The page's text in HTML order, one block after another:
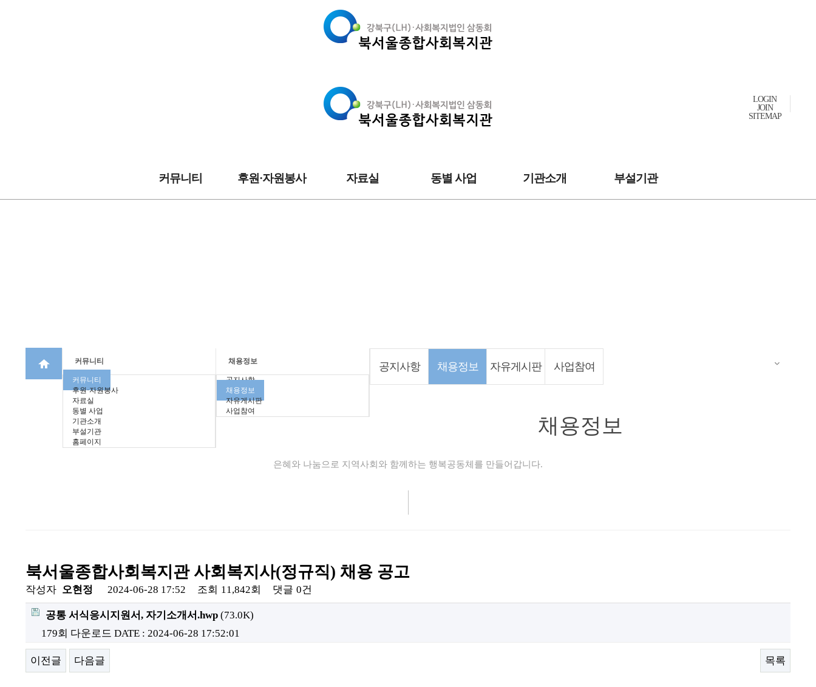
LOGIN
JOIN
SITEMAP
커뮤니티 후원·자원봉사 자료실 동별 사업 기관소개 부설기관
커뮤니티
커뮤니티
후원·자원봉사
자료실
동별 사업
기관소개
부설기관
홈페이지
채용정보
공지사항
채용정보
자유게시판
사업참여
공지사항 채용정보 자유게시판 사업참여
채용정보
은혜와 나눔으로 지역사회와 함께하는 행복공동체를 만들어갑니다.
북서울종합사회복지관 사회복지사(정규직) 채용 공고
작성자 오현정 2024-06-28 17:52 조회 11,842회 댓글 0건
공통 서식응시지원서, 자기소개서.hwp (73.0K)
179회 다운로드 DATE : 2024-06-28 17:52:01
이전글 다음글 목록